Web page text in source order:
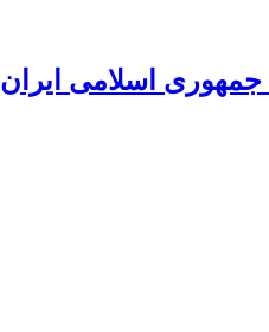
جمهوری اسلامی ایران